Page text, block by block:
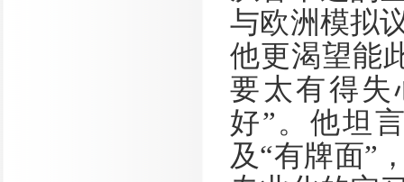
与欧洲模拟
他更渴望能
要太有得
好”。他坦
及“有牌面”